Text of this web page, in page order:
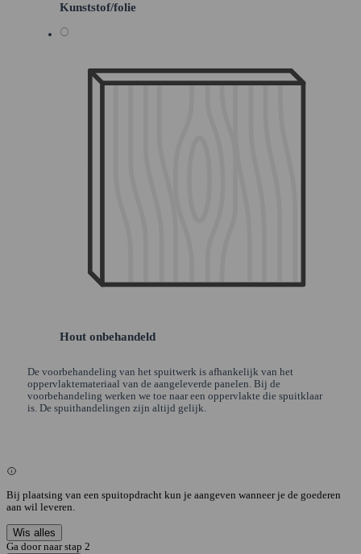
Kunststof/folie
Hout onbehandeld
De voorbehandeling van het spuitwerk is afhankelijk van het
oppervlaktemateriaal van de aangeleverde panelen. Bij de
voorbehandeling werken we toe naar een oppervlakte die spuitklaar
is. De spuithandelingen zijn altijd gelijk.
Bij plaatsing van een spuitopdracht kun je aangeven wanneer je de goederen
aan wil leveren.
Wis alles
Ga door naar stap 2